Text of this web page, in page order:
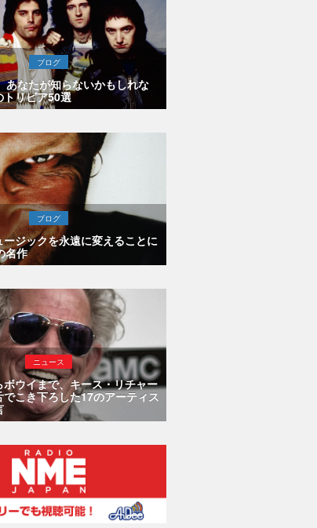
ブログ
あなたが知らないかもしれな
トリビア50選
ブログ
ジックを永遠に変えることに
名作
ニュース
ウイまで、キース・リチャー
でこき下ろした17のアーティス